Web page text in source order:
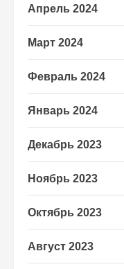
Апрель 2024
Март 2024
Февраль 2024
Январь 2024
Декабрь 2023
Ноябрь 2023
Октябрь 2023
Август 2023